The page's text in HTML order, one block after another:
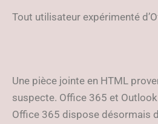
Tout utilisateur expérimenté
Une pièce jointe en HTML
suspecte. Office 365 et
Office 365 dispose désormais